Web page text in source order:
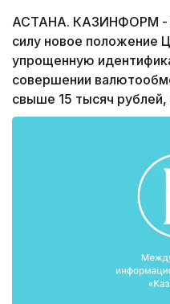
АСТАНА. КАЗИНФОРМ - В
силу новое
упрощенную
совершении
свыше 15 тысяч